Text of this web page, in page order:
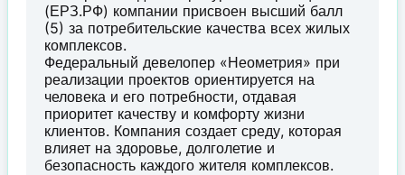
(ЕРЗ.РФ) компании присвоен высший балл
(5) за потребительские качества всех жилых
комплексов.
Федеральный девелопер «Неометрия» при
реализации проектов ориентируется на
человека и его потребности, отдавая
приоритет качеству и комфорту жизни
клиентов. Компания создает среду, которая
влияет на здоровье, долголетие и
безопасность каждого жителя комплексов.